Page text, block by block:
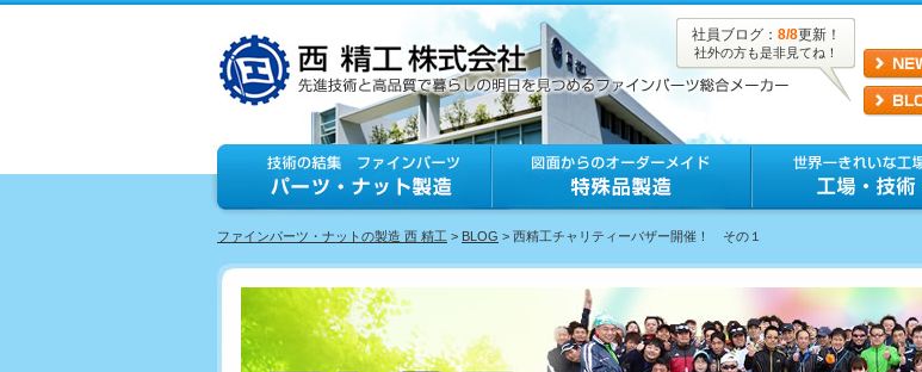
社員ブログ： 8/8更新！
社外の方も是非見てね！
ファインパーツ・ナットの製造 西 精工 > BLOG > 西精工チャリティーバザー開催！ その１